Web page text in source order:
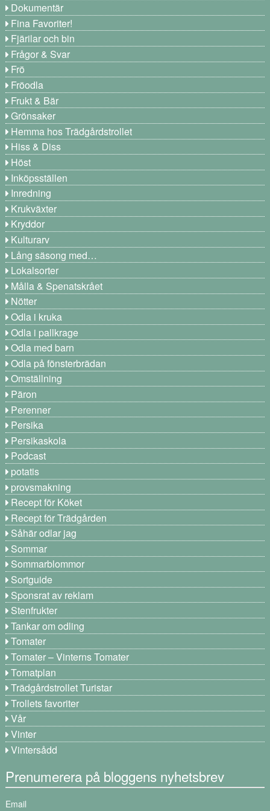
Dokumentär
Fina Favoriter!
Fjärilar och bin
Frågor & Svar
Frö
Fröodla
Frukt & Bär
Grönsaker
Hemma hos Trädgårdstrollet
Hiss & Diss
Höst
Inköpsställen
Inredning
Krukväxter
Kryddor
Kulturarv
Lång säsong med…
Lokalsorter
Målla & Spenatskrået
Nötter
Odla i kruka
Odla i pallkrage
Odla med barn
Odla på fönsterbrädan
Omställning
Päron
Perenner
Persika
Persikaskola
Podcast
potatis
provsmakning
Recept för Köket
Recept för Trädgården
Såhär odlar jag
Sommar
Sommarblommor
Sortguide
Sponsrat av reklam
Stenfrukter
Tankar om odling
Tomater
Tomater – Vinterns Tomater
Tomatplan
Trädgårdstrollet Turistar
Trollets favoriter
Vår
Vinter
Vintersådd
Prenumerera på bloggens nyhetsbrev
Email